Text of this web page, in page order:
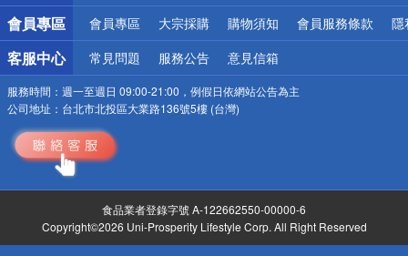
會員專區 會員專區 大宗採購 購物須知 會員服務條款 隱
客服中心 常見問題 服務公告 意見信箱
服務時間： 週一至週日 09:00-21:00，例假日依網站公告為主
公司地址： 台北市北投區大業路136號5樓 (台灣)
食品業者登錄字號 A-122662550-00000-6
Copyright©2026 Uni-Prosperity Lifestyle Corp. All Right Reserved